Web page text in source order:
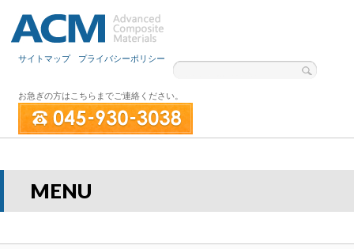
サイトマップ プライバシーポリシー
お急ぎの方はこちらまでご連絡ください。
MENU